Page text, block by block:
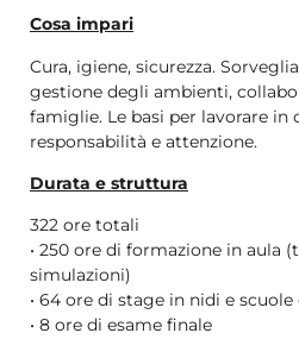
Cosa impari
Cura, igiene, sicurezza.
gestione degli ambienti,
famiglie. Le basi per lavorare
responsabilità e attenzione.
Durata e struttura
322 ore totali
• 250 ore di formazione in aula
simulazioni)
• 64 ore di stage in nidi e scuole
• 8 ore di esame finale